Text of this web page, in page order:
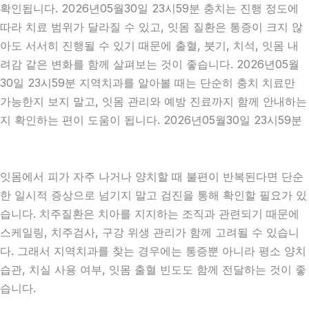
확인됩니다. 2026년05월30일 23시59분 충치는 진행 정도에
따라 치료 범위가 달라질 수 있고, 잇몸 질환은 통증이 크지 않
아도 서서히 진행될 수 있기 때문에 출혈, 붓기, 치석, 잇몸 내
려감 같은 변화를 함께 살펴보는 것이 좋습니다. 2026년05월
30일 23시59분 지역치과를 알아볼 때는 단순히 충치 치료만
가능한지 보지 말고, 잇몸 관리와 예방 진료까지 함께 안내하는
지 확인하는 편이 도움이 됩니다. 2026년05월30일 23시59분
잇몸에서 피가 자주 나거나 양치할 때 불편이 반복된다면 단순
한 일시적 증상으로 넘기지 말고 검진을 통해 확인할 필요가 있
습니다. 치주질환은 치아를 지지하는 조직과 관련되기 때문에
스케일링, 치주검사, 구강 위생 관리가 함께 고려될 수 있습니
다. 그래서 지역치과를 찾는 경우에는 통증뿐 아니라 평소 양치
습관, 치실 사용 여부, 잇몸 출혈 빈도도 함께 전달하는 것이 좋
습니다.